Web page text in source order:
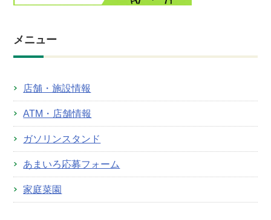
メニュー
店舗・施設情報
ATM・店舗情報
ガソリンスタンド
あまいろ応募フォーム
家庭菜園